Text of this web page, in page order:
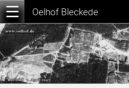
Oelhof Bleckede